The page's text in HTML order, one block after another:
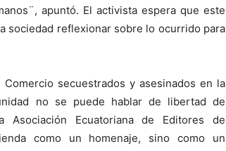
apuntó. El activista espera que este
sociedad reflexionar sobre lo ocurrido para
secuestrados y asesinados en la
no se puede hablar de libertad de
Asociación Ecuatoriana de Editores de
como un homenaje, sino como un